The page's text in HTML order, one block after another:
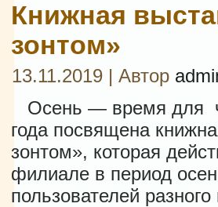
Книжная
зонтом»
13.11.2019 | Автор
Осень — время для
года посвящена
зонтом», которая
филиале в период
пользователей разного